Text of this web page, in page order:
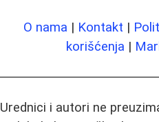
O nama | Kontakt |
korišćenja |
Urednici i autori ne